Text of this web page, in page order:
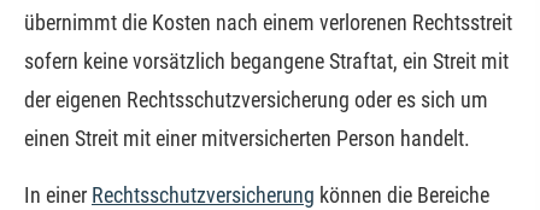
übernimmt die Kosten nach einem verlorenen Rechtsstreit
sofern keine vorsätzlich begangene Straftat, ein Streit mit
der eigenen Rechts­schutz­ver­si­che­rung oder es sich um
einen Streit mit einer mitversicherten Person handelt.
In einer Rechts­schutz­ver­si­che­rung können die Bereiche